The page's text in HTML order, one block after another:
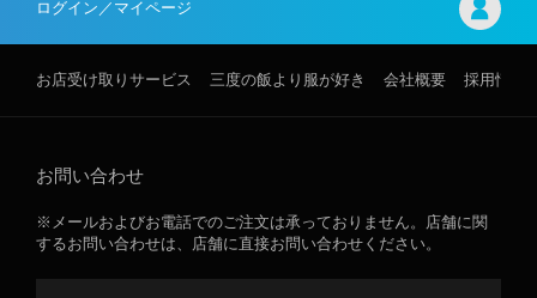
ログイン／マイページ
お店受け取りサービス 三度の飯より服が好き 会社概要 採用情報
お問い合わせ
※メールおよびお電話でのご注文は承っておりません。店舗に関
するお問い合わせは、店舗に直接お問い合わせください。